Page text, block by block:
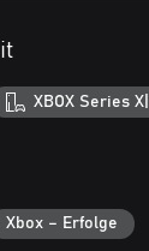
XBOX Series
Xbox – Erfolge